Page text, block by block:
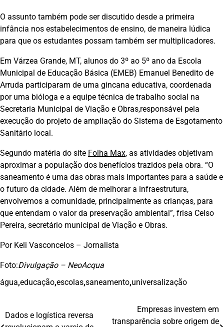
O assunto também pode ser discutido desde a primeira
infância nos estabelecimentos de ensino, de maneira lúdica
para que os estudantes possam também ser multiplicadores.
Em Várzea Grande, MT, alunos do 3º ao 5º ano da Escola
Municipal de Educação Básica (EMEB) Emanuel Benedito de
Arruda participaram de uma gincana educativa, coordenada
por uma bióloga e a equipe técnica de trabalho social na
Secretaria Municipal de Viação e Obras,responsável pela
execução do projeto de ampliação do Sistema de Esgotamento
Sanitário local.
Segundo matéria do site Folha Max, as atividades objetivam
aproximar a população dos benefícios trazidos pela obra. “O
saneamento é uma das obras mais importantes para a saúde e
o futuro da cidade. Além de melhorar a infraestrutura,
envolvemos a comunidade, principalmente as crianças, para
que entendam o valor da preservação ambiental”, frisa Celso
Pereira, secretário municipal de Viação e Obras.
Por Keli Vasconcelos – Jornalista
Foto:Divulgação – NeoAcqua
água,educação,escolas,saneamento,universalização
Navegação
Dados e logística reversa
Empresas investem em
transparência sobre origem de